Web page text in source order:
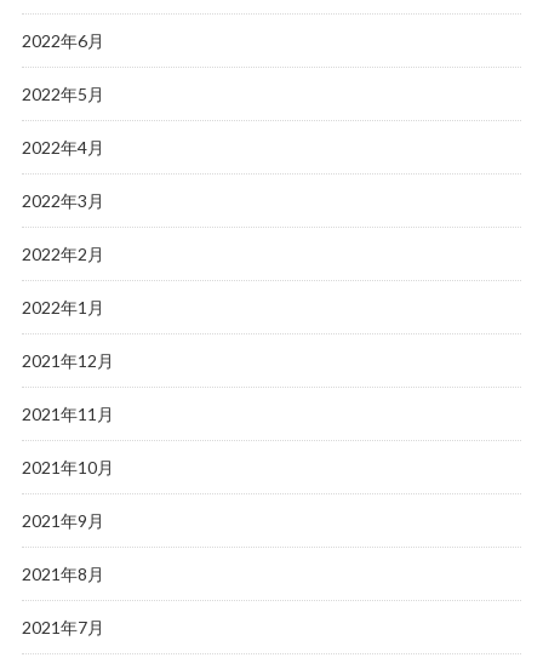
2022年6月
2022年5月
2022年4月
2022年3月
2022年2月
2022年1月
2021年12月
2021年11月
2021年10月
2021年9月
2021年8月
2021年7月